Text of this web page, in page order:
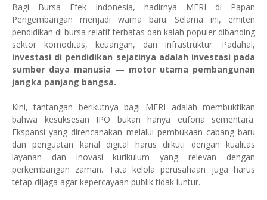
Bagi Bursa Efek Indonesia, hadirnya MERI di Papan
Pengembangan menjadi warna baru. Selama ini, emiten
pendidikan di bursa relatif terbatas dan kalah populer dibanding
sektor komoditas, keuangan, dan infrastruktur. Padahal,
investasi di pendidikan sejatinya adalah investasi pada
sumber daya manusia — motor utama pembangunan
jangka panjang bangsa.
Kini, tantangan berikutnya bagi MERI adalah membuktikan
bahwa kesuksesan IPO bukan hanya euforia sementara.
Ekspansi yang direncanakan melalui pembukaan cabang baru
dan penguatan kanal digital harus diikuti dengan kualitas
layanan dan inovasi kurikulum yang relevan dengan
perkembangan zaman. Tata kelola perusahaan juga harus
tetap dijaga agar kepercayaan publik tidak luntur.